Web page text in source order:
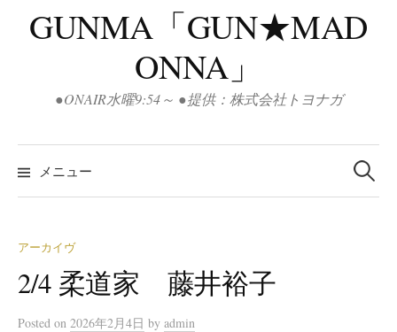
GUNMA「GUN★MAD
ONNA」
●ONAIR水曜9:54～ ●提供：株式会社トヨナガ
メニュー
検
索:
アーカイヴ
2/4 柔道家 藤井裕子
Posted on 2026年2月4日 by admin